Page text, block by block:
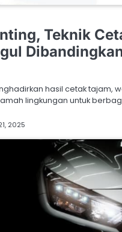
Teknik
hasil cetak tajam,
lingkungan untuk
2025